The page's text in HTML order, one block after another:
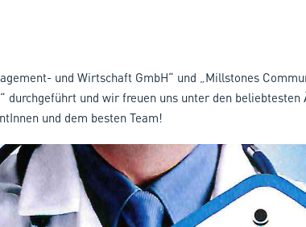
und Wirtschaft GmbH“ und „Millstones
durchgeführt und wir freuen uns unter den
und dem besten Team!